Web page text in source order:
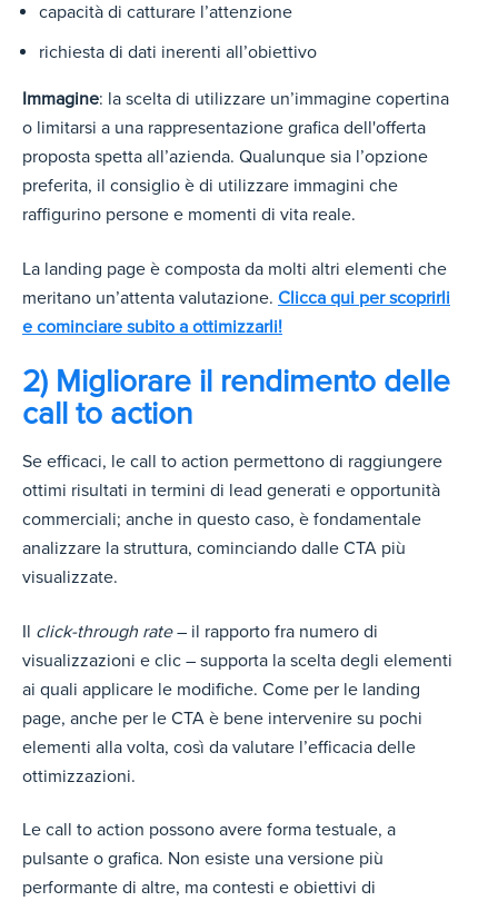
capacità di catturare l’attenzione
richiesta di dati inerenti all’obiettivo
Immagine: la scelta di utilizzare un’immagine copertina
o limitarsi a una rappresentazione grafica dell'offerta
proposta spetta all’azienda. Qualunque sia l’opzione
preferita, il consiglio è di utilizzare immagini che
raffigurino persone e momenti di vita reale.
La landing page è composta da molti altri elementi che
meritano un’attenta valutazione. Clicca qui per scoprirli
e cominciare subito a ottimizzarli!
2) Migliorare il rendimento delle
call to action
Se efficaci, le call to action permettono di raggiungere
ottimi risultati in termini di lead generati e opportunità
commerciali; anche in questo caso, è fondamentale
analizzare la struttura, cominciando dalle CTA più
visualizzate.
Il click-through rate– il rapporto fra numero di
visualizzazioni e clic – supporta la scelta degli elementi
ai quali applicare le modifiche. Come per le landing
page, anche per le CTA è bene intervenire su pochi
elementi alla volta, così da valutare l’efficacia delle
ottimizzazioni.
Le call to action possono avere forma testuale, a
pulsante o grafica. Non esiste una versione più
performante di altre, ma contesti e obiettivi di